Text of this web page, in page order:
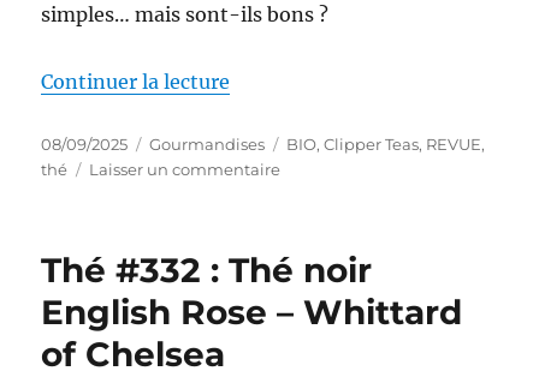
simples… mais sont-ils bons ?
Continuer la lecture
Publié
le
08/09/2025 Catégories
Gourmandises Étiquettes
BIO,Clipper Teas, REVUE,
thé
Laisser un commentairesur
:
de
Thé #332 : Thé noir
English Rose – Whittard
of Chelsea